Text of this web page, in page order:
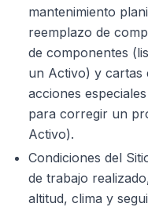
mantenimiento
reemplazo de
de componentes
un Activo) y cartas
acciones
para corregir un
Activo).
Condiciones del
de trabajo
altitud, clima y